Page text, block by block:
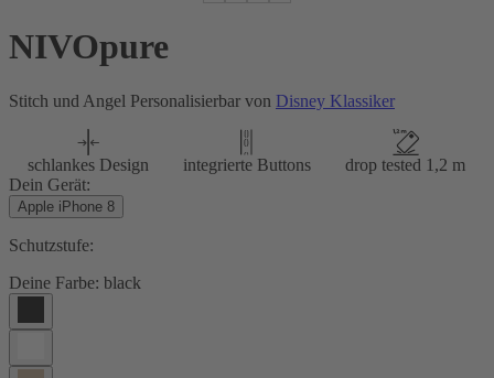
NIVOpure
Stitch und Angel Personalisierbar von Disney Klassiker
schlankes Design integrierte Buttons
drop tested 1,2 m
Dein Gerät:
Apple iPhone 8
Schutzstufe:
Deine Farbe: black